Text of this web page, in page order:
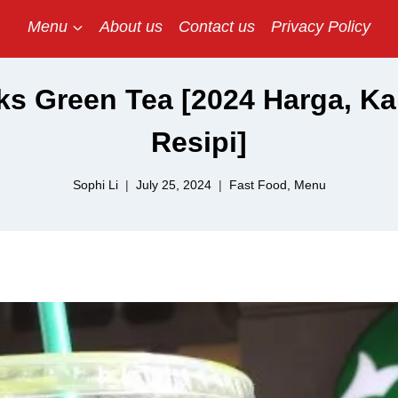
Menu About us Contact us Privacy Policy
Green Tea [2024 Harga,
Resipi]
Sophi Li July 25, 2024 Fast Food Menu